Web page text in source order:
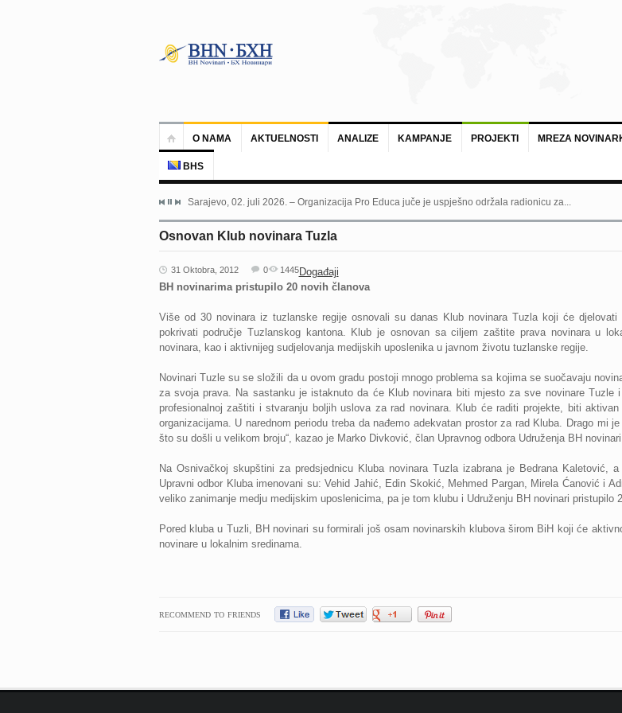
O NAMA AKTUELNOSTI ANALIZE KAMPANJE PROJEKTI MREZA
BHS
Sarajevo, 02. juli 2026. – Organizacija Pro Educa juče je uspješno održala radionicu za...
Osnovan Klub novinara Tuzla
31 Oktobra, 2012 Događaji
0 1445
BH novinarima pristupilo 20 novih članova
Više od 30 novinara iz tuzlanske regije osnovali su danas Klub novinara Tuzla koji će
pokrivati područje Tuzlanskog kantona. Klub je osnovan sa ciljem zaštite prava novinara u
novinara, kao i aktivnijeg sudjelovanja medijskih uposlenika u javnom životu tuzlanske regije.
Novinari Tuzle su se složili da u ovom gradu postoji mnogo problema sa kojima se suočavaju
za svoja prava. Na sastanku je istaknuto da će Klub novinara biti mjesto za sve novinare Tuzle
profesionalnoj zaštiti i stvaranju boljih uslova za rad novinara. Klub će raditi projekte, biti
organizacijama. U narednom periodu treba da nađemo adekvatan prostor za rad Kluba. Drago mi
što su došli u velikom broju“, kazao je Marko Divković, član Upravnog odbora Udruženja BH
Na Osnivačkoj skupštini za predsjednicu Kluba novinara Tuzla izabrana je Bedrana Kaletović,
Upravni odbor Kluba imenovani su: Vehid Jahić, Edin Skokić, Mehmed Pargan, Mirela Ćanović i
veliko zanimanje medju medijskim uposlenicima, pa je tom klubu i Udruženju BH novinari pristupilo
Pored kluba u Tuzli, BH novinari su formirali još osam novinarskih klubova širom BiH koji će
novinare u lokalnim sredinama.
RECOMMEND TO FRIENDS